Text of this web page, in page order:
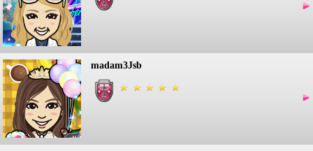
madam3Jsb